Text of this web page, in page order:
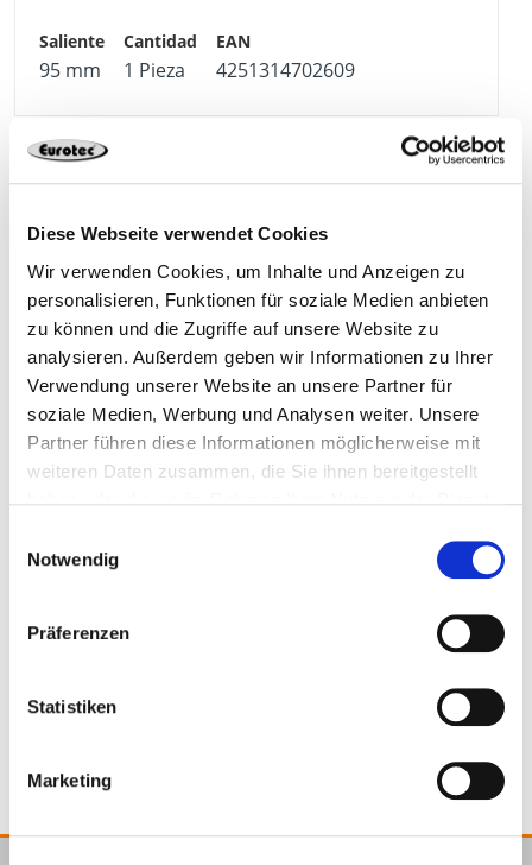
Diese Webseite verwendet Cookies
Wir verwenden Cookies, um Inhalte und Anzeigen zu
personalisieren, Funktionen für soziale Medien anbieten
zu können und die Zugriffe auf unsere Website zu
analysieren. Außerdem geben wir Informationen zu Ihrer
Verwendung unserer Website an unsere Partner für
soziale Medien, Werbung und Analysen weiter. Unsere
Partner führen diese Informationen möglicherweise mit
weiteren Daten zusammen, die Sie ihnen bereitgestellt
Notwendig
Präferenzen
Statistiken
Marketing
trabajo, y además, ofrecen protección frente a la
presión
* Artículo descatalogado
95 mm 1 Pieza 4251314702609
95 mm 1 Pieza 4251314702616
800391* Sargento 125 mm 1250 mm
95 mm